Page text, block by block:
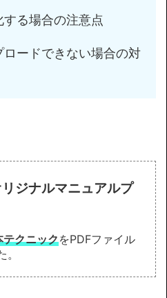
る場合の注意点
ードできない場合の対
ジナルマニュアルプ
テクニックをPDFファイル